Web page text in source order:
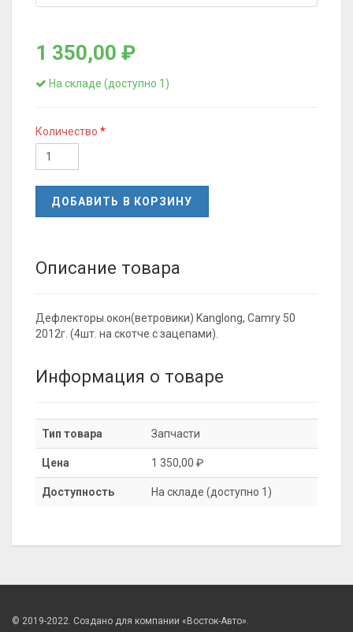
1 350,00 ₽
На складе (доступно 1)
Количество
ДОБАВИТЬ В КОРЗИНУ
Описание товара
Дефлекторы окон(ветровики) Kanglong, Camry 50
2012г. (4шт. на скотче с зацепами).
Информация о товаре
Тип товара Запчасти
Цена 1 350,00 ₽
Доступность На складе (доступно 1)
© 2019-2022. Создано для компании «Восток-Авто».